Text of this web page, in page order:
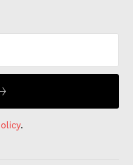
.